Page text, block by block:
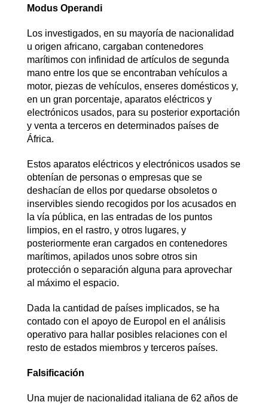
Modus Operandi
Los investigados, en su mayoría de nacionalidad
u origen africano, cargaban contenedores
marítimos con infinidad de artículos de segunda
mano entre los que se encontraban vehículos a
motor, piezas de vehículos, enseres domésticos y,
en un gran porcentaje, aparatos eléctricos y
electrónicos usados, para su posterior exportación
y venta a terceros en determinados países de
África.
Estos aparatos eléctricos y electrónicos usados se
obtenían de personas o empresas que se
deshacían de ellos por quedarse obsoletos o
inservibles siendo recogidos por los acusados en
la vía pública, en las entradas de los puntos
limpios, en el rastro, y otros lugares, y
posteriormente eran cargados en contenedores
marítimos, apilados unos sobre otros sin
protección o separación alguna para aprovechar
al máximo el espacio.
Dada la cantidad de países implicados, se ha
contado con el apoyo de Europol en el análisis
operativo para hallar posibles relaciones con el
resto de estados miembros y terceros países.
Falsificación
Una mujer de nacionalidad italiana de 62 años de